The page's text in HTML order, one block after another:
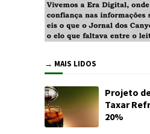
→ MAIS LIDOS
Projeto
Taxar
20%